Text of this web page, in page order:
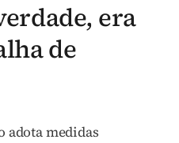
era
de
adota medidas